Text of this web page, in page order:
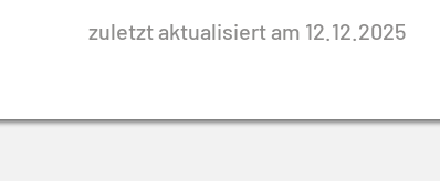
zuletzt aktualisiert am 12.12.2025